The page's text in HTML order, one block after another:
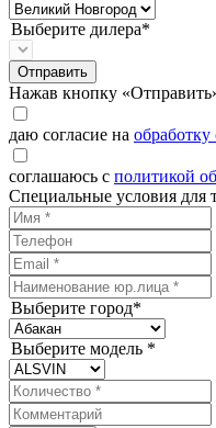
Выберите дилера*
Отправить
Нажав кнопку
даю согласие на
соглашаюсь с политикой
Специальные условия для
Выберите город*
Выберите модель *